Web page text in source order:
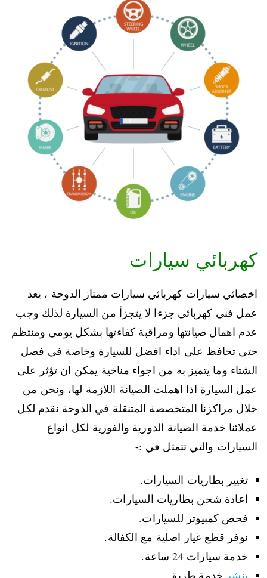
كهربائي سيارات
اخصائي سيارات كهربائي سيارات ممتاز الدوحة ، يعد
عمل فني كهربائي جزءا لا يتجزأ من السيارة لذلك وجب
عدم اهمال صيانتها ومراقبة كفاءتها بشكل يومي ومنتظم
حتى تحافظ على اداء افضل للسيارة وخاصة في فصل
الشتاء وما يتميز به من اجواء مناخية يمكن ان تؤثر على
عمل السيارة اذا اهملت الصيانة اللازمة لها، ونحن من
خلال مراكزنا المتخصصة المتنقلة في الدوحة نقدم لكل
عملائنا خدمة الصيانة الدورية والفورية لكل انواع
السيارات والتي تتمثل في :-
تغيير بطاريات السيارات.
اعادة شحن بطاريات السيارات.
فحص كمبيوتر للسيارات.
نوفر قطع غيار اصلية مع الكفالة.
خدمة سيارات 24 ساعة.
بنشر خدمة طريق.